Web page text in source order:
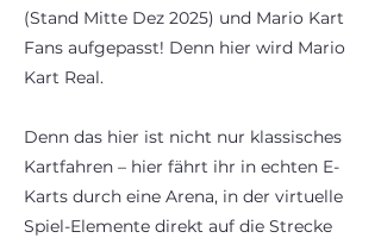
(Stand Mitte Dez 2025) und Mario Kart
Fans aufgepasst! Denn hier wird Mario
Kart Real.
Denn das hier ist nicht nur klassisches
Kartfahren – hier fährt ihr in echten E-
Karts durch eine Arena, in der virtuelle
Spiel-Elemente direkt auf die Strecke